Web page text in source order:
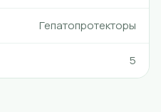
Гепатопротекторы
5